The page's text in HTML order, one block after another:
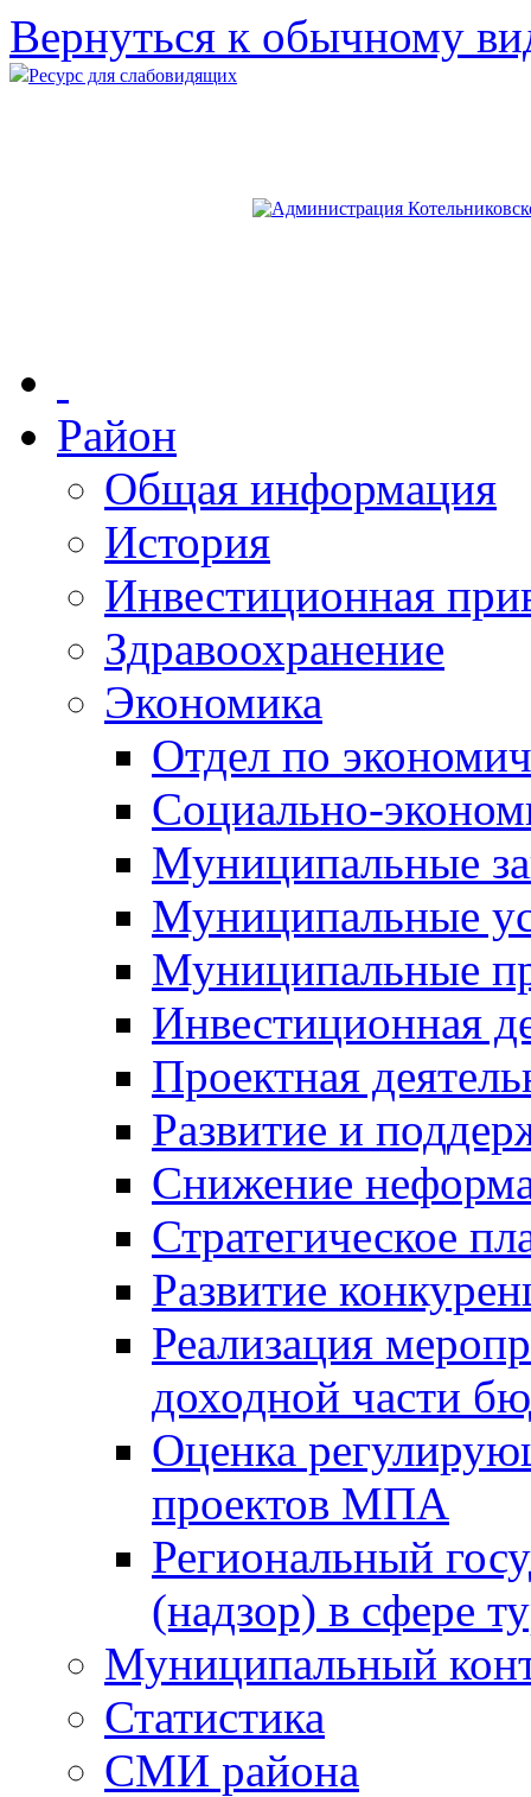
Вернуться к обычному
Ресурс для слабовидящих
Район
Общая информация
История
Инвестиционная
Здравоохранение
Экономика
Отдел по
Социально-
Муниципальные
Муниципальные
Муниципальные
Инвестиционная
Проектная
Развитие и
Снижение
Стратегическое
Развитие
Реализация
доходной части
Оценка
проектов МПА
Региональный
(надзор) в сфере
Муниципальный
Статистика
СМИ района